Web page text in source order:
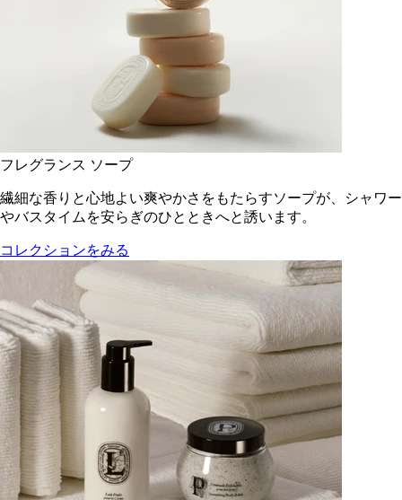
フレグランス ソープ
繊細な香りと心地よい爽やかさをもたらすソープが、シャワー
やバスタイムを安らぎのひとときへと誘います。
コレクションをみる